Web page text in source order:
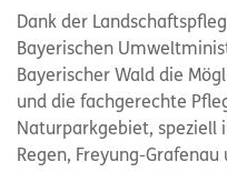
Dank der
Bayerischen
Bayerischer Wald die
und die fachgerechte
Naturparkgebiet, speziell
Regen, Freyung-